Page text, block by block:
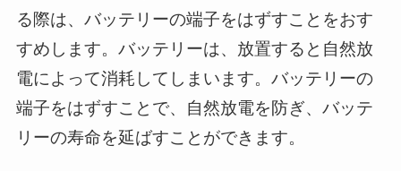
る際は、バッテリーの端子をはずすことをおす
すめします。バッテリーは、放置すると自然放
電によって消耗してしまいます。バッテリーの
端子をはずすことで、自然放電を防ぎ、バッテ
リーの寿命を延ばすことができます。